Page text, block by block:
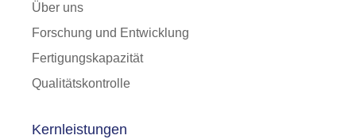
Über uns
Forschung und Entwicklung
Fertigungskapazität
Qualitätskontrolle
Kernleistungen